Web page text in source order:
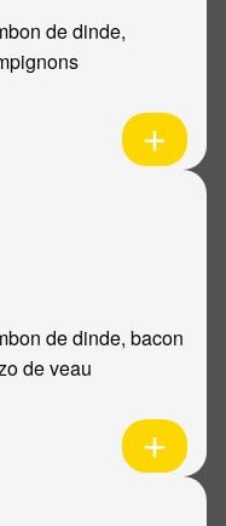
de dinde,
de dinde, bacon
de veau